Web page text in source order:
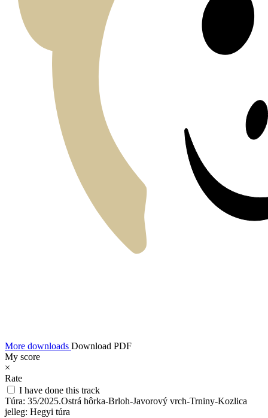
More downloads Download PDF
My score
×
Rate
I have done this track
Túra: 35/2025.Ostrá hôrka-Brloh-Javorový vrch-Trniny-Kozlica
jelleg: Hegyi túra